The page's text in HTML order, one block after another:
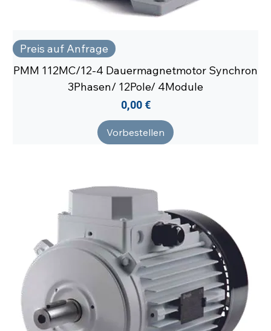
Preis auf Anfrage
PMM 112MC/12-4 Dauermagnetmotor Synchron
3Phasen/ 12Pole/ 4Module
Preis
0,00 €
Vorbestellen